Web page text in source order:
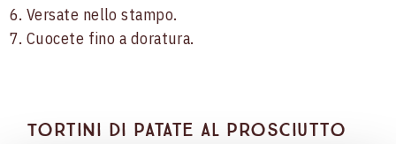
Versate nello stampo.
Cuocete fino a doratura.
Tortini di patate al prosciutto